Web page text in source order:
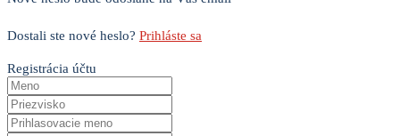
Dostali ste nové heslo? Prihláste sa
Registrácia účtu